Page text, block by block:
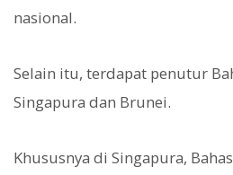
nasional.
Selain itu, terdapat penutur
Singapura dan Brunei.
Khususnya di Singapura,